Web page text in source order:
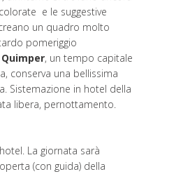
e le suggestive
un quadro molto
pomeriggio
Quimper, un tempo capitale
conserva una bellissima
Sistemazione in hotel della
libera, pernottamento.
La giornata sarà
(con guida) della